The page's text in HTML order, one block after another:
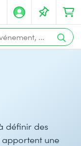
définir des
une